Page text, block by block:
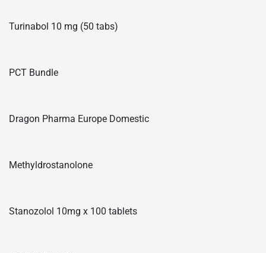
Turinabol 10 mg (50 tabs)
PCT Bundle
Dragon Pharma Europe Domestic
Methyldrostanolone
Stanozolol 10mg x 100 tablets